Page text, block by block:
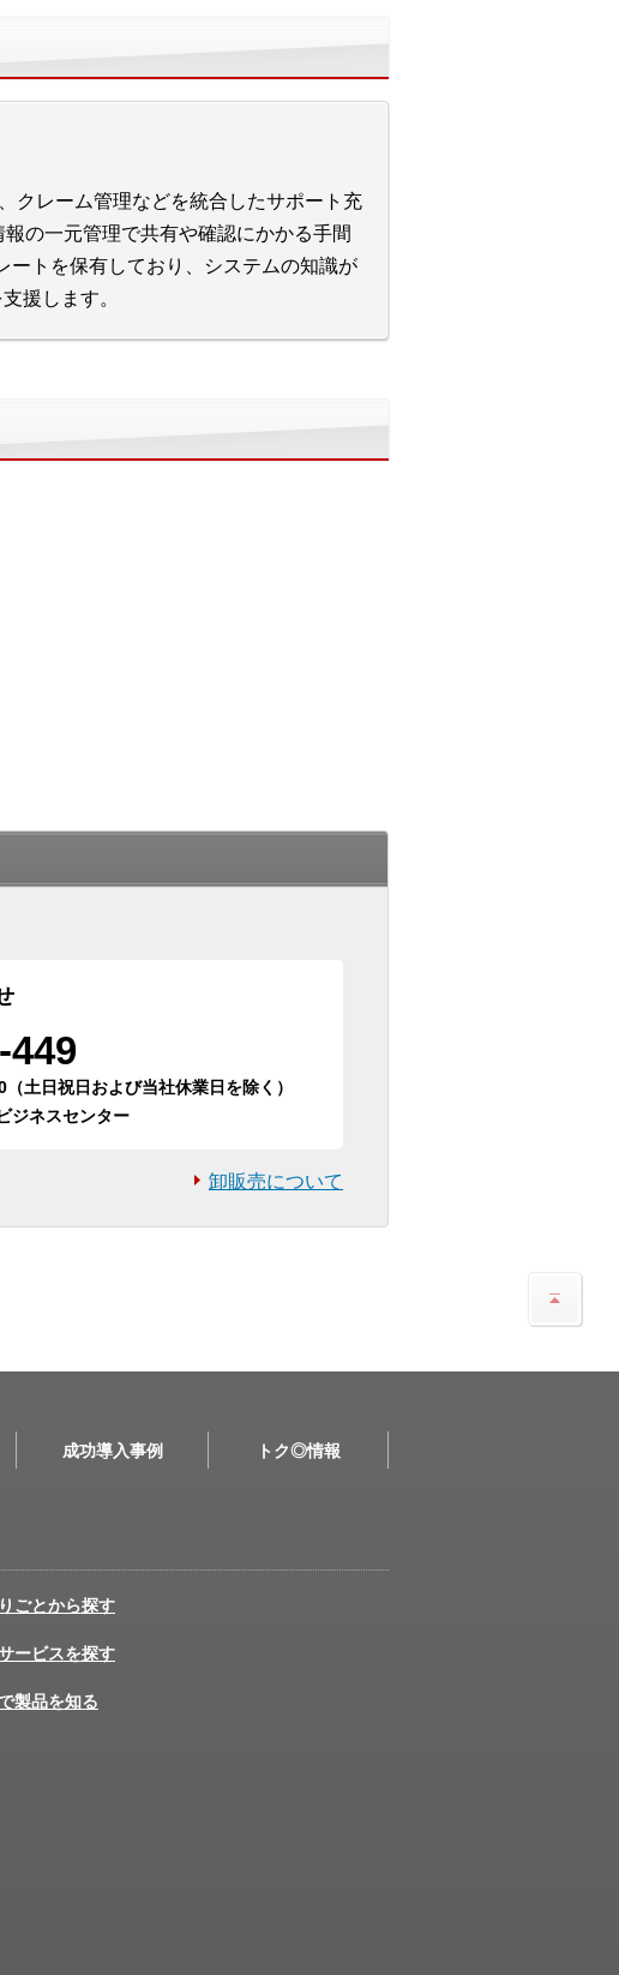
クレーム管理などを統合したサポート充
の一元管理で共有や確認にかかる手間
ートを保有しており、システムの知識が
援します。
449
土日祝日および当社休業日を除く）
ジネスセンター
卸販売について
成功導入事例 トク◎情報
ごとから探す
ービスを探す
製品を知る